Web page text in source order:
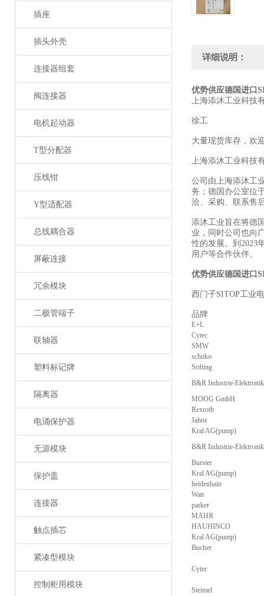
插座
插头外壳
连接器组套
阀连接器
电机起动器
T型分配器
压线钳
Y型适配器
总线耦合器
屏蔽连接
冗余模块
二极管端子
联轴器
塑料标记牌
隔离器
电涌保护器
无源模块
保护盖
连接器
触点插芯
紧凑型模块
控制柜用模块
详细说明：
优势供应德国进 口
上海添沐工业科技
徐工
大量现货库存，欢
上海添沐工业科技
公司由上海添沐工
务；德国办公室位
洽、采购、联系售
添沐工业旨在将德
业，同时公司也向
性的发展。到2023
用户等合作伙伴。
优势供应德国进口
西门子SITOP工业
品牌
E+L
Cytec
SMW
schuko
Softing
B&R Industrie-
MOOG GmbH
Rexroth
Jahns
Kral AG(pump)
B&R Industrie-
Burster
Kral AG(pump)
heidenhain
Watt
parker
MAHR
HAUHINCO
Kral AG(pump)
Bucher
Cytec
Steimel